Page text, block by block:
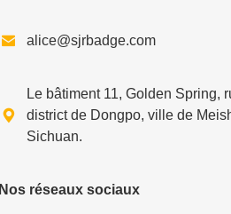
 alice@sjrbadge.com

Le bâtiment 11, Golden Spring,
district de Dongpo, ville de
Sichuan.
Nos réseaux sociaux